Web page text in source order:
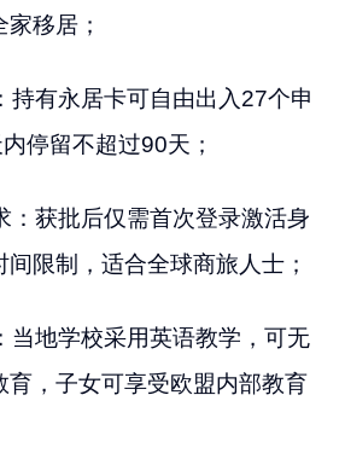
移居；
持有永居卡可自由出入27个申
停留不超过90天；
：获批后仅需首次登录激活身
限制，适合全球商旅人士；
当地学校采用英语教学，可无
育，子女可享受欧盟内部教育